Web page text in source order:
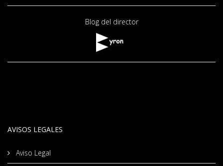
Blog del director
AVISOS LEGALES
Aviso Legal